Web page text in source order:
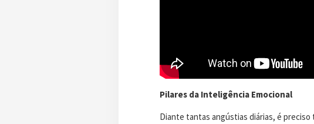
Pilares da Inteligência Emocional
Diante tantas angústias diárias, é